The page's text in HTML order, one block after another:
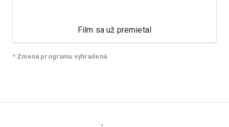
Film sa už premietal
* Zmena programu vyhradená